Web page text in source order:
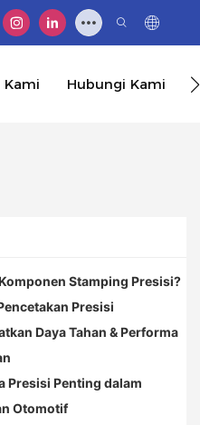
Kami Hubungi Kami
Stamping Presisi?
Presisi
Daya Tahan & Performa
Presisi Penting dalam
Otomotif